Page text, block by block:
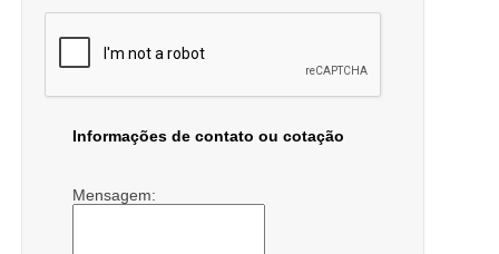
Informações de contato ou cotação
Mensagem: